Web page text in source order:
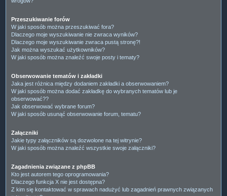
Przeszukiwanie forów
W jaki sposób można przeszukiwać fora?
Dlaczego moje wyszukiwanie nie zwraca wyników?
Dlaczego moje wyszukiwanie zwraca pustą stronę?!
Jak można wyszukać użytkowników?
W jaki sposób można znaleźć swoje posty i tematy?
Obserwowanie tematów i zakładki
Jaka jest różnica między dodaniem zakładki a obserwowaniem?
W jaki sposób można dodać zakładkę do wybranych tematów lub je
obserwować??
Jak obserwować wybrane forum?
W jaki sposób usunąć obserwowanie forum, tematu?
Załączniki
Jakie typy załączników są dozwolone na tej witrynie?
W jaki sposób można znaleźć wszystkie swoje załączniki?
Zagadnienia związane z phpBB
Kto jest autorem tego oprogramowania?
Dlaczego funkcja X nie jest dostępna?
Z kim się kontaktować w sprawach nadużyć lub zagadnień prawnych związanych